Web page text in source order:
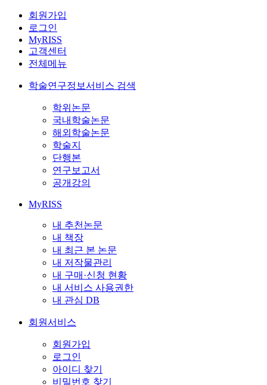
회원가입
로그인
MyRISS
고객센터
전체메뉴
학술연구정보서비스 검색
학위논문
국내학술논문
해외학술논문
학술지
단행본
연구보고서
공개강의
MyRISS
내 추천논문
내 책장
내 최근 본 논문
내 저작물관리
내 구매·신청 현황
내 서비스 사용권한
내 관심 DB
회원서비스
회원가입
로그인
아이디 찾기
비밀번호 찾기